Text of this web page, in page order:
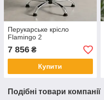
Перукарське крісло
Flamingo 2
7 856 ₴
Купити
Подібні товари компанії